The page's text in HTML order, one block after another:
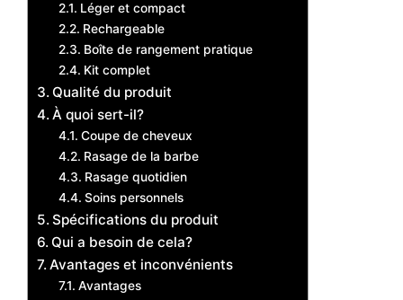
Léger et compact
Rechargeable
Boîte de rangement pratique
Kit complet
Qualité du produit
À quoi sert-il?
Coupe de cheveux
Rasage de la barbe
Rasage quotidien
Soins personnels
Spécifications du produit
Qui a besoin de cela?
Avantages et inconvénients
Avantages